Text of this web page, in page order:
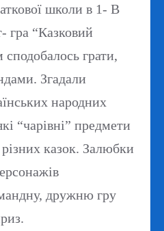
школи в 1- В
гра “Казковий
грати,
Згадали
народних
“чарівні” предмети
казок. Залюбки
дружню гру